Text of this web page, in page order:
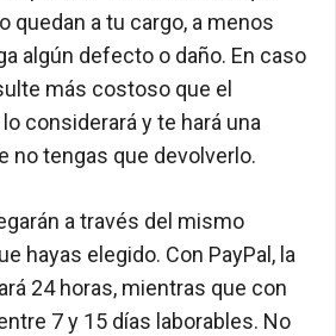
quedan a tu cargo, a menos
algún defecto o daño. En caso
más costoso que el
considerará y te hará una
no tengas que devolverlo.
a través del mismo
hayas elegido. Con PayPal, la
24 horas, mientras que con
7 y 15 días laborables. No